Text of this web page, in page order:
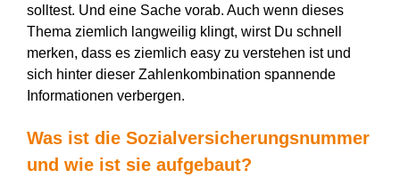
solltest. Und eine Sache vorab. Auch wenn dieses
Thema ziemlich langweilig klingt, wirst Du schnell
merken, dass es ziemlich easy zu verstehen ist und
sich hinter dieser Zahlenkombination spannende
Informationen verbergen.
Was ist die Sozialversicherungsnummer
und wie ist sie aufgebaut?